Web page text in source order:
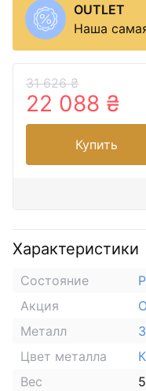
OUTLET
Наша
31 626 ₴
22 088 ₴
Купить
Характеристики
Состояние
Акция
Металл
Цвет металла
Вес